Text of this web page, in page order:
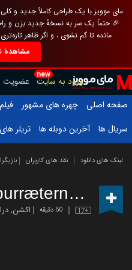
مای موویز با یک طراحی کاملاً جدید و
🎉 حتماً یک سر به نسخهٔ جدید بزن و
مانده تا گم نشوی ، و اگر ظاهر
مشاهدهٔ
new
ورود به سایت عضویت
صفحه اصلی
چهره های مشهور
سریال ها
آخرین دوبله ها تریلر
لینک های دانلود نقد های کاربران
Suburræterna (2023
17+ 50 دقیقه اکشن,